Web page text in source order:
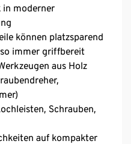
in moderner
können platzsparend
immer griffbereit
aus Holz
Schrauben,
auf kompakter